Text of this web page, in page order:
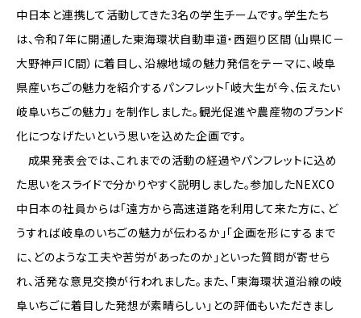
中日本と連携して活動してきた3名の学生チームです。学生たち
は、令和7年に開通した東海環状自動車道・西廻り区間（山県IC－
大野神戸IC間）に着目し、沿線地域の魅力発信をテーマに、岐阜
県産いちごの魅力を紹介するパンフレット「岐大生が今、伝えたい
岐阜いちごの魅力」 を制作しました。観光促進や農産物のブランド
化につなげたいという思いを込めた企画です。
成果発表会では、これまでの活動の経過やパンフレットに込め
た思いをスライドで分かりやすく説明しました。参加したNEXCO
中日本の社員からは「遠方から高速道路を利用して来た方に、ど
うすれば岐阜のいちごの魅力が伝わるか」「企画を形にするまで
に、どのような工夫や苦労があったのか」といった質問が寄せら
れ、活発な意見交換が行われました。また、「東海環状道沿線の岐
阜いちごに着目した発想が素晴らしい」との評価もいただきまし